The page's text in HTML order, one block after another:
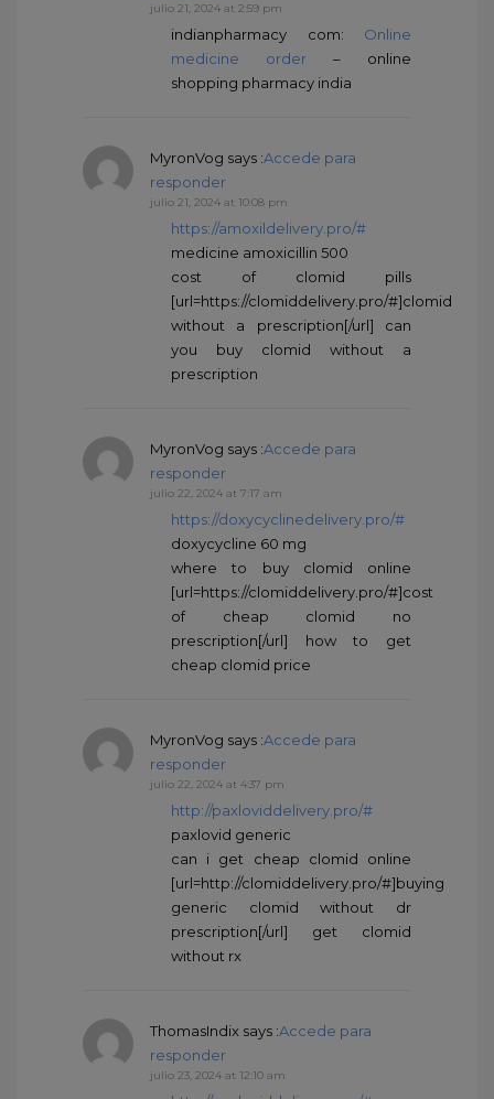
julio 21, 2024 at 2:59 pm
indianpharmacy com: Online
medicine order – online
shopping pharmacy india
MyronVog says :Accede para
responder
julio 21, 2024 at 10:08 pm
https://amoxildelivery.pro/#
medicine amoxicillin 500
cost of clomid pills
[url=https://clomiddelivery.pro/#]clomid
without a prescription[/url] can
you buy clomid without a
prescription
MyronVog says :Accede para
responder
julio 22, 2024 at 7:17 am
https://doxycyclinedelivery.pro/#
doxycycline 60 mg
where to buy clomid online
[url=https://clomiddelivery.pro/#]cost
of cheap clomid no
prescription[/url] how to get
cheap clomid price
MyronVog says :Accede para
responder
julio 22, 2024 at 4:37 pm
http://paxloviddelivery.pro/#
paxlovid generic
can i get cheap clomid online
[url=http://clomiddelivery.pro/#]buying
generic clomid without dr
prescription[/url] get clomid
without rx
ThomasIndix says :Accede para
responder
julio 23, 2024 at 12:10 am